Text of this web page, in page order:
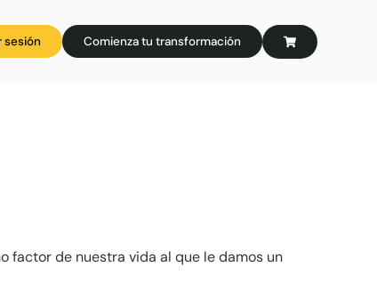
sesión Comienza tu transformación
factor de nuestra vida al que le damos un